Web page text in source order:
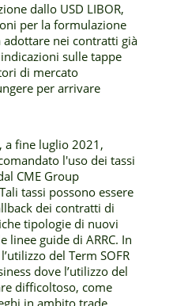
dallo USD LIBOR,
per la formulazione
nei contratti già
sulle tappe
di mercato
per arrivare
a fine luglio 2021,
l'uso dei tassi
CME Group
tassi possono essere
dei contratti di
tipologie di nuovi
linee guide di ARRC. In
del Term SOFR
dove l’utilizzo del
difficoltoso, come
in ambito trade